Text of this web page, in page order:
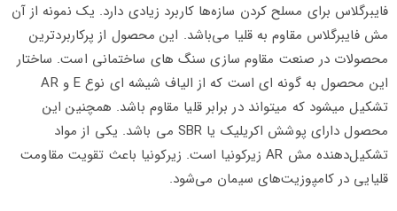
فایبرگلاس برای مسلح کردن سازه‌ها کاربرد زیادی دارد. یک نمونه از آن
مش فایبرگلاس مقاوم به قلیا می‌باشد. این محصول از پرکاربردترین
محصولات در صنعت مقاوم سازی سنگ های ساختمانی است. ساختار
این محصول به گونه ای است که از الیاف شیشه ای نوع E و AR
تشکیل میشود که میتواند در برابر قلیا مقاوم باشد. همچنین این
محصول دارای پوشش اکریلیک یا SBR می باشد. یکی از مواد
تشکیل‌دهنده مش AR زیرکونیا است. زیرکونیا باعث تقویت مقاومت
قلیایی در کامپوزیت‌های سیمان می‌شود.